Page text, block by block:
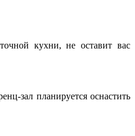
кухни, не оставит вас
зал планируется оснастить